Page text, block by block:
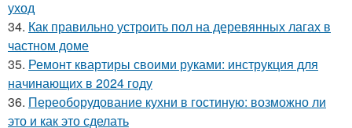
уход
34. Как правильно устроить пол на деревянных лагах в
частном доме
35. Ремонт квартиры своими руками: инструкция для
начинающих в 2024 году
36. Переоборудование кухни в гостиную: возможно ли
это и как это сделать